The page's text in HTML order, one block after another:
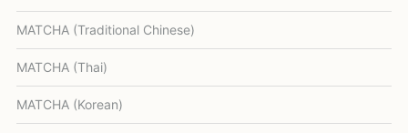
MATCHA (Traditional Chinese)
MATCHA (Thai)
MATCHA (Korean)